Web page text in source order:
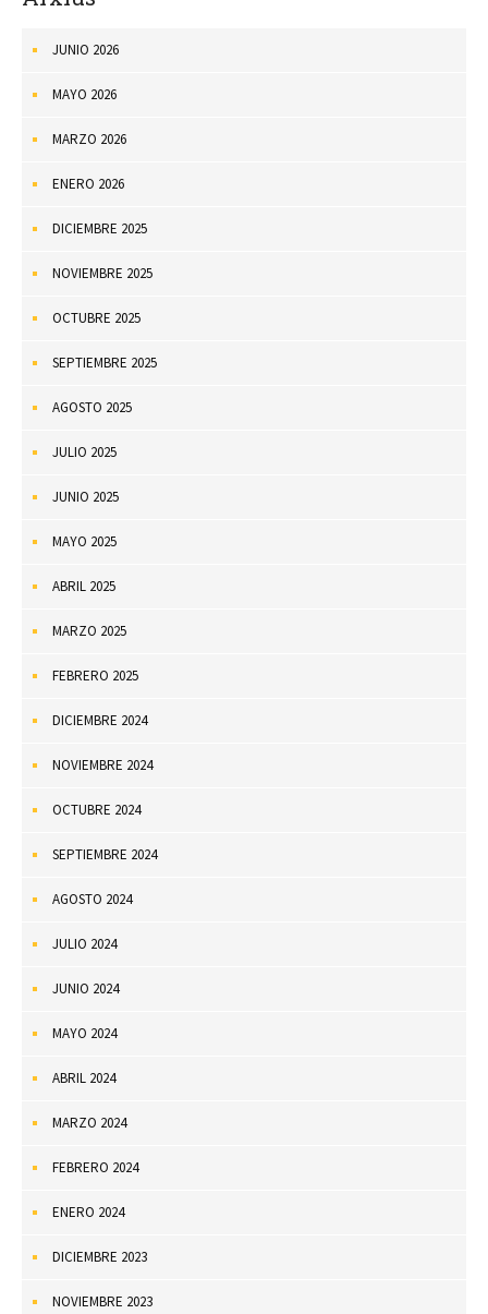
JUNIO 2026
MAYO 2026
MARZO 2026
ENERO 2026
DICIEMBRE 2025
NOVIEMBRE 2025
OCTUBRE 2025
SEPTIEMBRE 2025
AGOSTO 2025
JULIO 2025
JUNIO 2025
MAYO 2025
ABRIL 2025
MARZO 2025
FEBRERO 2025
DICIEMBRE 2024
NOVIEMBRE 2024
OCTUBRE 2024
SEPTIEMBRE 2024
AGOSTO 2024
JULIO 2024
JUNIO 2024
MAYO 2024
ABRIL 2024
MARZO 2024
FEBRERO 2024
ENERO 2024
DICIEMBRE 2023
NOVIEMBRE 2023